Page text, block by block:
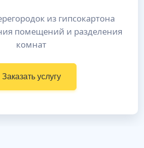
из гипсокартона
помещений и разделения
комнат
Заказать услугу